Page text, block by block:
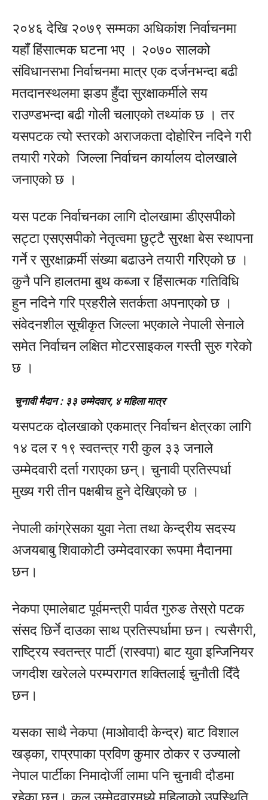
२०४६ देखि २०७९ सम्मका अधिकांश निर्वाचनमा
यहाँ हिंसात्मक घटना भए । २०७० सालको
संविधानसभा निर्वाचनमा मात्र एक दर्जनभन्दा बढी
मतदानस्थलमा झडप हुँदा सुरक्षाकर्मीले सय
राउण्डभन्दा बढी गोली चलाएको तथ्यांक छ । तर
यसपटक त्यो स्तरको अराजकता दोहोरिन नदिने गरी
तयारी गरेको जिल्ला निर्वाचन कार्यालय दोलखाले
जनाएको छ ।
यस पटक निर्वाचनका लागि दोलखामा डीएसपीको
सट्टा एसएसपीको नेतृत्वमा छुट्टै सुरक्षा बेस स्थापना
गर्ने र सुरक्षाकर्र्मी संख्या बढाउने तयारी गरिएको छ ।
कुनै पनि हालतमा बुथ कब्जा र हिंसात्मक गतिविधि
हुन नदिने गरि प्रहरीले सतर्कता अपनाएको छ ।
संवेदनशील सूचीकृत जिल्ला भएकाले नेपाली सेनाले
समेत निर्वाचन लक्षित मोटरसाइकल गस्ती सुरु गरेको
छ ।
चुनावी मैदान : ३३ उम्मेदवार, ४ महिला मात्र
यसपटक दोलखाको एकमात्र निर्वाचन क्षेत्रका लागि
१४ दल र १९ स्वतन्त्र गरी कुल ३३ जनाले
उम्मेदवारी दर्ता गराएका छन्। चुनावी प्रतिस्पर्धा
मुख्य गरी तीन पक्षबीच हुने देखिएको छ ।
नेपाली कांग्रेसका युवा नेता तथा केन्द्रीय सदस्य
अजयबाबु शिवाकोटी उम्मेदवारका रूपमा मैदानमा
छन।
नेकपा एमालेबाट पूर्वमन्त्री पार्वत गुरुङ तेस्रो पटक
संसद छिर्ने दाउका साथ प्रतिस्पर्धामा छन। त्यसैगरी,
राष्ट्रिय स्वतन्त्र पार्टी (रास्वपा) बाट युवा इन्जिनियर
जगदीश खरेलले परम्परागत शक्तिलाई चुनौती दिँदै
छन।
यसका साथै नेकपा (माओवादी केन्द्र) बाट विशाल
खड्का, राप्रपाका प्रविण कुमार ठोकर र उज्यालो
नेपाल पार्टीका निमादोर्जी लामा पनि चुनावी दौडमा